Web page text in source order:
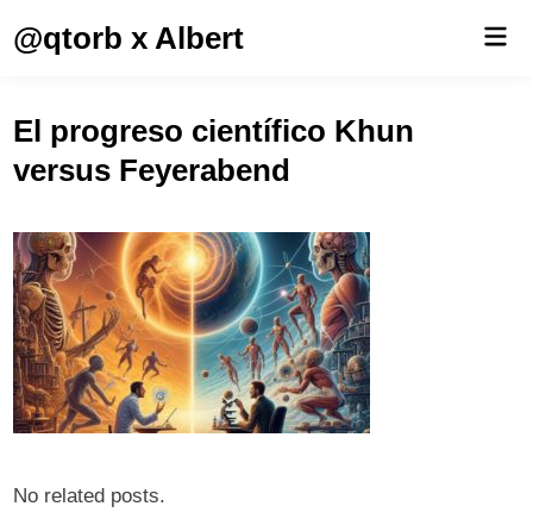
@qtorb x Albert
El progreso científico Khun
versus Feyerabend
No related posts.